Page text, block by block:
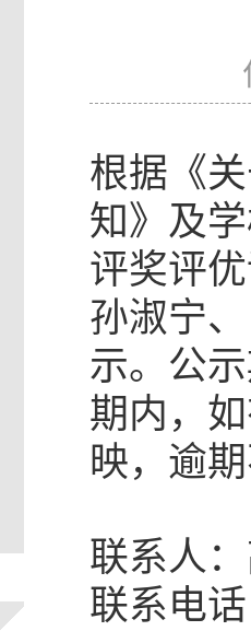
根据《
知》及
评奖评
孙淑宁
示。公
期内，
映，逾
联系人
联系电